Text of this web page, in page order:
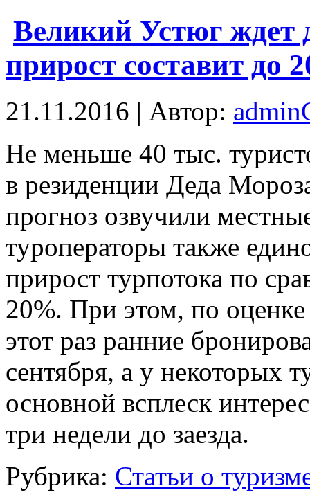
Великий Устюг ждет
прирост составит до
21.11.2016 | Автор:
Нe меньше 40 тыс.
в резиденции Деда
прогноз озвучили
туроператоры также
прирост турпотока по
20%. При этом, по оценке
этот раз ранние
сентября, а у некоторых
основной всплеск
три недели до заезда.
Рубрика: Статьи о